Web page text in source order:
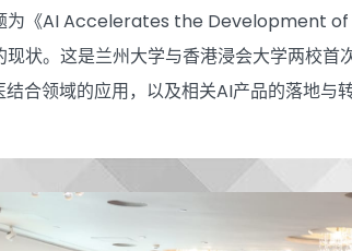
为《AI Accelerates the Development
状。这是兰州大学与香港浸会大学两校首
合领域的应用，以及相关AI产品的落地与转